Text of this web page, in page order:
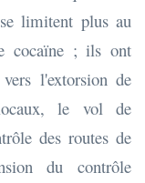
limitent plus au
cocaïne ; ils ont
l'extorsion de
le vol de
des routes de
du contrôle